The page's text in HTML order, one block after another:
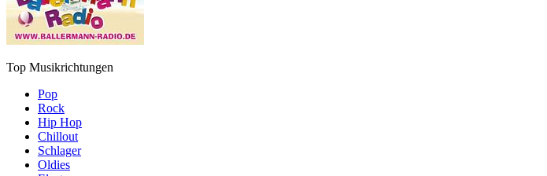
Top Musikrichtungen
Pop
Rock
Hip Hop
Chillout
Schlager
Oldies